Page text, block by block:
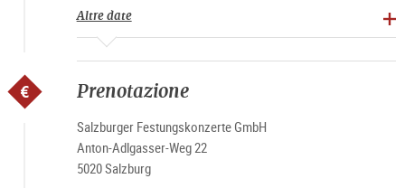
Altre date
Prenotazione
Salzburger Festungskonzerte GmbH
Anton-Adlgasser-Weg 22
5020 Salzburg